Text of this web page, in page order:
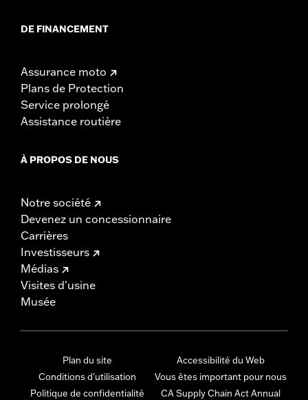
DE FINANCEMENT
Assurance moto
Plans de Protection
Service prolongé
Assistance routière
À PROPOS DE NOUS
Notre société
Devenez un concessionnaire
Carrières
Investisseurs
Médias
Visites d'usine
Musée
Plan du site
Conditions d'utilisation
Politique de confidentialité
Accessibilité du Web
Vous êtes important pour nous
CA Supply Chain Act Annual